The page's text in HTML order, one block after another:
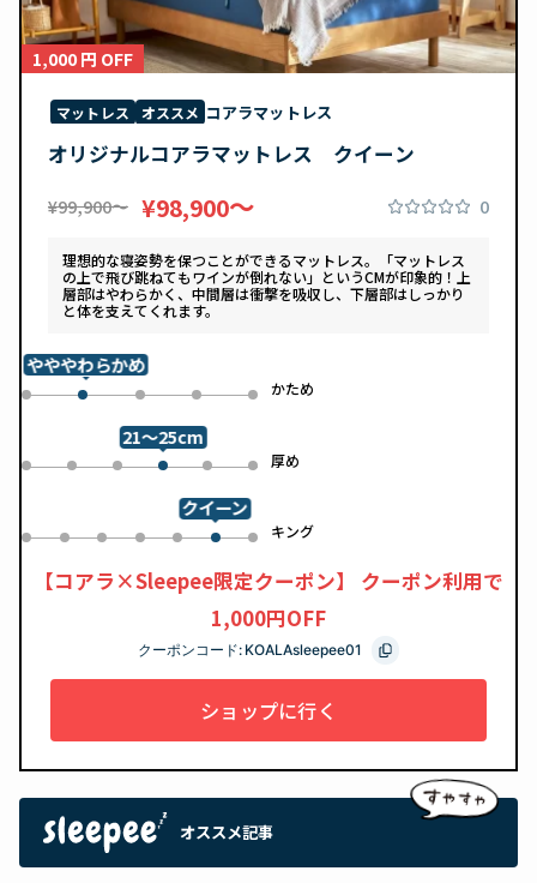
1,000 円 OFF
マットレス オススメ コアラマットレス
オリジナルコアラマットレス クイーン
¥99,900〜 ¥98,900〜 0
理想的な寝姿勢を保つことができるマットレス。「マットレス
の上で飛び跳ねてもワインが倒れない」というCMが印象的！上
層部はやわらかく、中間層は衝撃を吸収し、下層部はしっかり
と体を支えてくれます。
0 1
やややわらかめ
2 3 かため
4
0 1 2 3
21～25cm
4 厚め
5
0 1 2 3 4 5
クイーン
キング
6
【コアラ×Sleepee限定クーポン】 クーポン利用で
1,000円OFF
クーポンコード: KOALAsleepee01
ショップに行く
オススメ記事